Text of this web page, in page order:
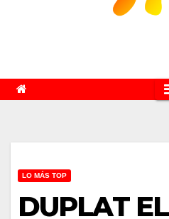
LO MÁS TOP
DUPLAT EL